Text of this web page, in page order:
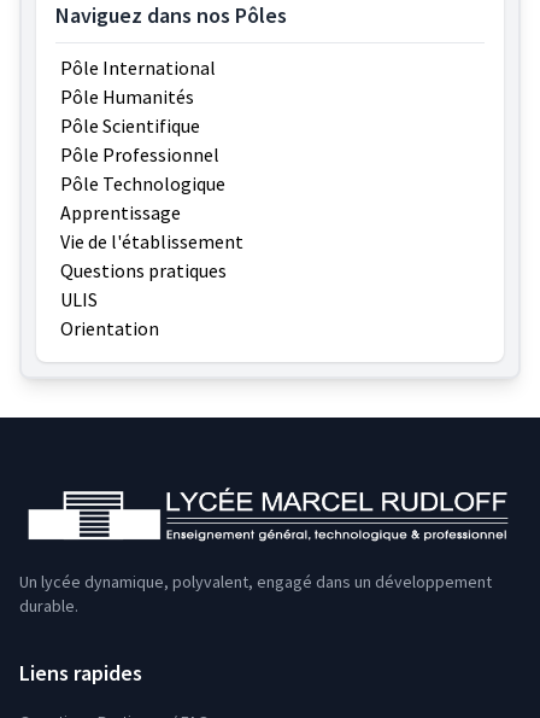
Naviguez dans nos Pôles
Pôle International
Pôle Humanités
Pôle Scientifique
Pôle Professionnel
Pôle Technologique
Apprentissage
Vie de l'établissement
Questions pratiques
ULIS
Orientation
Un lycée dynamique, polyvalent, engagé dans un développement
durable.
Liens rapides